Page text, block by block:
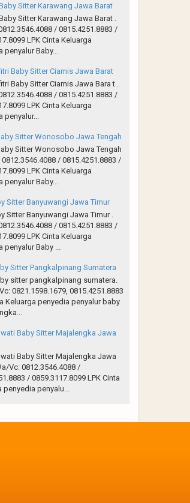
Sitter Karawang Jawa Barat
Sitter Karawang Jawa Barat .
/ 0815.4251.8883 /
LPK Cinta Keluarga
penyalur Baby...
Baby Sitter Ciamis Jawa Barat
Baby Sitter Ciamis Jawa Bara t .
/ 0815.4251.8883 /
LPK Cinta Keluarga
Sitter Wonosobo Jawa Tengah
Sitter Wonosobo Jawa Tengah
0812.3546.4088 / 0815.4251.8883 /
LPK Cinta Keluarga
penyalur Baby...
Sitter Banyuwangi Jawa Timur
Sitter Banyuwangi Jawa Timur .
/ 0815.4251.8883 /
LPK Cinta Keluarga
penyalur Baby ...
Sitter Pangkalpinang Sumatera
sitter pangkalpinang sumatera.
0821.1598.1679, 0815.4251.8883
Keluarga penyedia penyalur baby
Baby Sitter Majalengka Jawa
Baby Sitter Majalengka Jawa
Vc: 0812.3546.4088 /
/ 0859.3117.8099 LPK Cinta
penyedia penyalu...